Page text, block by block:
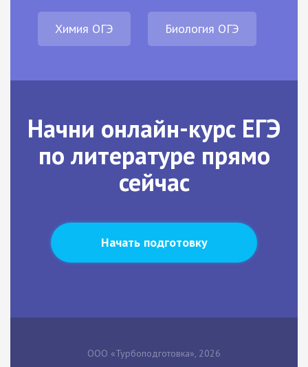
Химия ОГЭ Биология ОГЭ
Начни онлайн-курс ЕГЭ
по литературе прямо
сейчас
Начать подготовку
ООО «Турбоподготовка», 2026